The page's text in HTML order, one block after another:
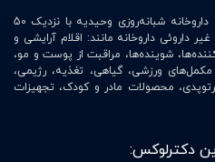
آنلاین دکتر
شکم‌بند طبی
معتبر
با امکاناتی منحصر به فرد (وابسته به داروخانه شبانه‌روزی وحیدیه با نزدیک 50
داروئی داروخانه مانند: اقلام آرایشی و
شوینده‌ها، مراقبت از پوست و مو،
ورزشی، گیاهی، تغذیه، رژیمی،
محصولات مادر و کودک، تجهیزات
دکترلوکس: